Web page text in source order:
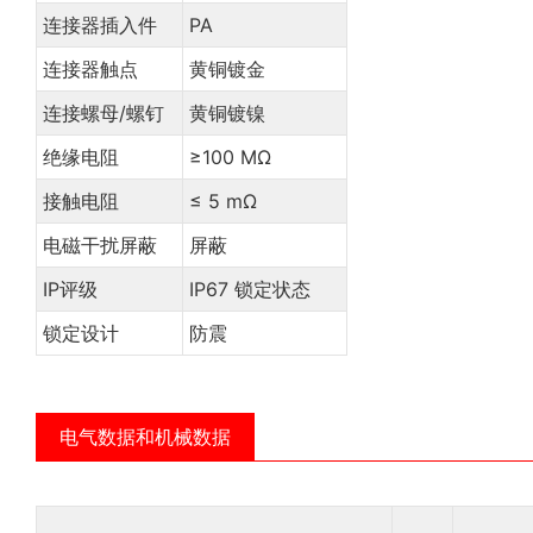
连接器插入件
PA
连接器触点
黄铜镀金
连接螺母/螺钉
黄铜镀镍
绝缘电阻
≥100 MΩ
接触电阻
≤ 5 mΩ
电磁干扰屏蔽
屏蔽
IP评级
IP67 锁定状态
锁定设计
防震
电气数据和机械数据